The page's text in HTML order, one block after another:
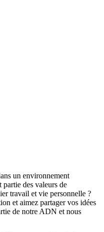
un environnement
des valeurs de
travail et vie personnelle ?
et aimez partager vos idées
de notre ADN et nous